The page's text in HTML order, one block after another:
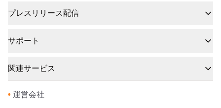
プレスリリース配信
サポート
関連サービス
• 運営会社